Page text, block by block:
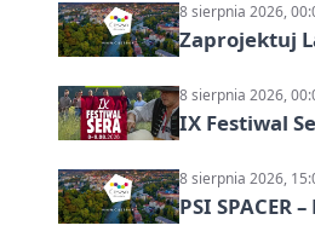
8 sierpnia 2026,
Zaprojektuj
8 sierpnia 2026,
IX Festiwal
8 sierpnia 2026,
PSI SPACER